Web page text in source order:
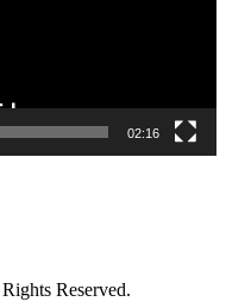
02:16
Reserved.